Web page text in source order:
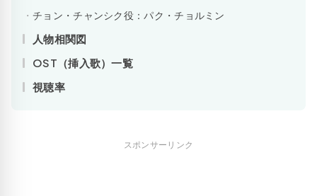
チョン・チャンシク役：パク・チョルミン
人物相関図
OST（挿入歌）一覧
視聴率
スポンサーリンク